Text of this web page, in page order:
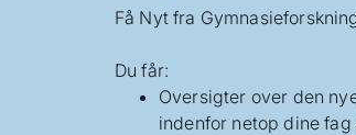
Få Nyt fra
Du får:
Oversigter over den
indenfor netop dine